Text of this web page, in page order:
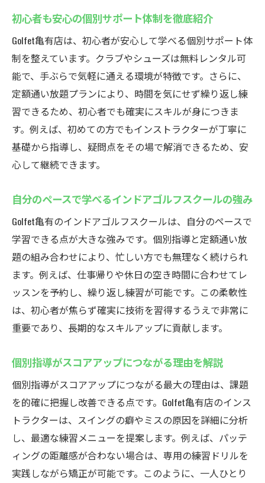
初心者も安心の個別サポート体制を徹底紹介
Golfet亀有店は、初心者が安心して学べる個別サポート体
制を整えています。クラブやシューズは無料レンタル可
能で、手ぶらで気軽に通える環境が特徴です。さらに、
定額通い放題プランにより、時間を気にせず繰り返し練
習できるため、初心者でも確実にスキルが身につきま
す。例えば、初めての方でもインストラクターが丁寧に
基礎から指導し、疑問点をその場で解消できるため、安
心して継続できます。
自分のペースで学べるインドアゴルフスクールの強み
Golfet亀有のインドアゴルフスクールは、自分のペースで
学習できる点が大きな強みです。個別指導と定額通い放
題の組み合わせにより、忙しい方でも無理なく続けられ
ます。例えば、仕事帰りや休日の空き時間に合わせてレ
ッスンを予約し、繰り返し練習が可能です。この柔軟性
は、初心者が焦らず確実に技術を習得するうえで非常に
重要であり、長期的なスキルアップに貢献します。
個別指導がスコアアップにつながる理由を解説
個別指導がスコアアップにつながる最大の理由は、課題
を的確に把握し改善できる点です。Golfet亀有店のインス
トラクターは、スイングの癖やミスの原因を詳細に分析
し、最適な練習メニューを提案します。例えば、パッテ
ィングの距離感が合わない場合は、専用の練習ドリルを
実践しながら矯正が可能です。このように、一人ひとり